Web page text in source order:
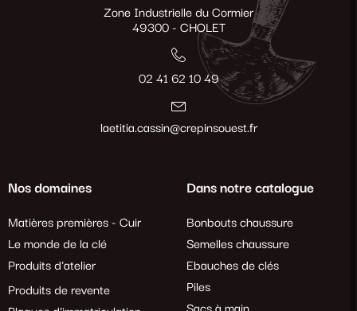
Zone Industrielle du Cormier
49300 - CHOLET
02 41 62 10 49
laetitia.cassin@crepinsouest.fr
Nos domaines
Matières premières - Cuir
Le monde de la clé
Produits d'atelier
Produits de revente
Dans notre catalogue
Bonbouts chaussure
Semelles chaussure
Ebauches de clés
Piles